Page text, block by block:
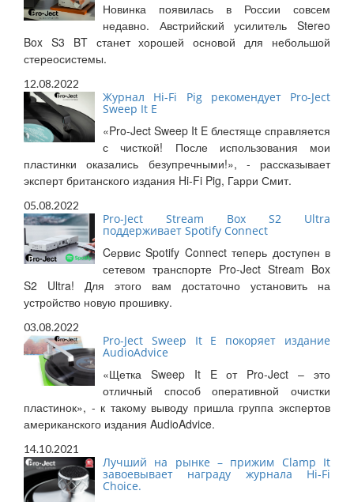
Новинка появилась в России совсем
недавно. Австрийский усилитель Stereo
Box S3 BT станет хорошей основой для небольшой
стереосистемы.
12.08.2022
Журнал Hi-Fi Pig рекомендует Pro-Ject
Sweep It E
«Pro-Ject Sweep It E блестяще справляется
с чисткой! После использования мои
пластинки оказались безупречными!», - рассказывает
эксперт британского издания Hi-Fi Pig, Гарри Смит.
05.08.2022
Pro-Ject Stream Box S2 Ultra
поддерживает Spotify Connect
Cервис Spotify Connect теперь доступен в
сетевом транспорте Pro-Ject Stream Box
S2 Ultra! Для этого вам достаточно установить на
устройство новую прошивку.
03.08.2022
Pro-Ject Sweep It E покоряет издание
AudioAdvice
«Щетка Sweep It E от Pro-Ject – это
отличный способ оперативной очистки
пластинок», - к такому выводу пришла группа экспертов
американского издания AudioAdvice.
14.10.2021
Лучший на рынке – прижим Clamp It
завоевывает награду журнала Hi-Fi
Choice.